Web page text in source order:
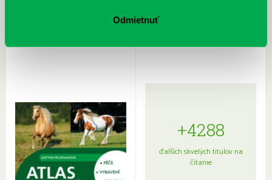
Odmietnuť
Sprievodca po hviezdnej oblohe
kompletný sprievodca
+4288
ďalších skvelých titulov na
čítanie